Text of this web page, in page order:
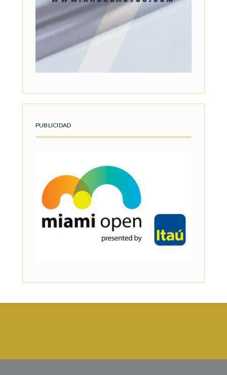
PUBLICIDAD